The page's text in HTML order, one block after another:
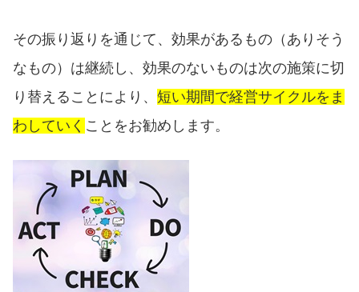
その振り返りを通じて、効果があるもの（ありそう
なもの）は継続し、効果のないものは次の施策に切
り替えることにより、 短い期間で経営サイクルをま
わしていく ことをお勧めします。